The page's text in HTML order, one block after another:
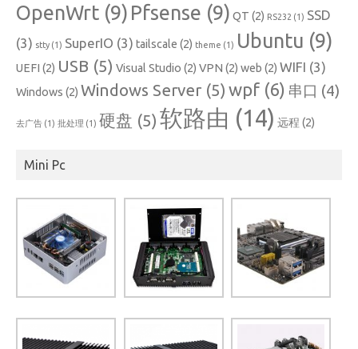
OpenWrt (9) Pfsense (9) QT (2) RS232 (1) SSD
(3) stty (1) SuperIO (3) tailscale (2) theme (1) Ubuntu (9)
UEFI (2) USB (5) Visual Studio (2) VPN (2) web (2) WIFI (3)
Windows (2) Windows Server (5) wpf (6) 串口 (4)
去广告 (1) 批处理 (1) 硬盘 (5) 软路由 (14) 远程 (2)
Mini Pc